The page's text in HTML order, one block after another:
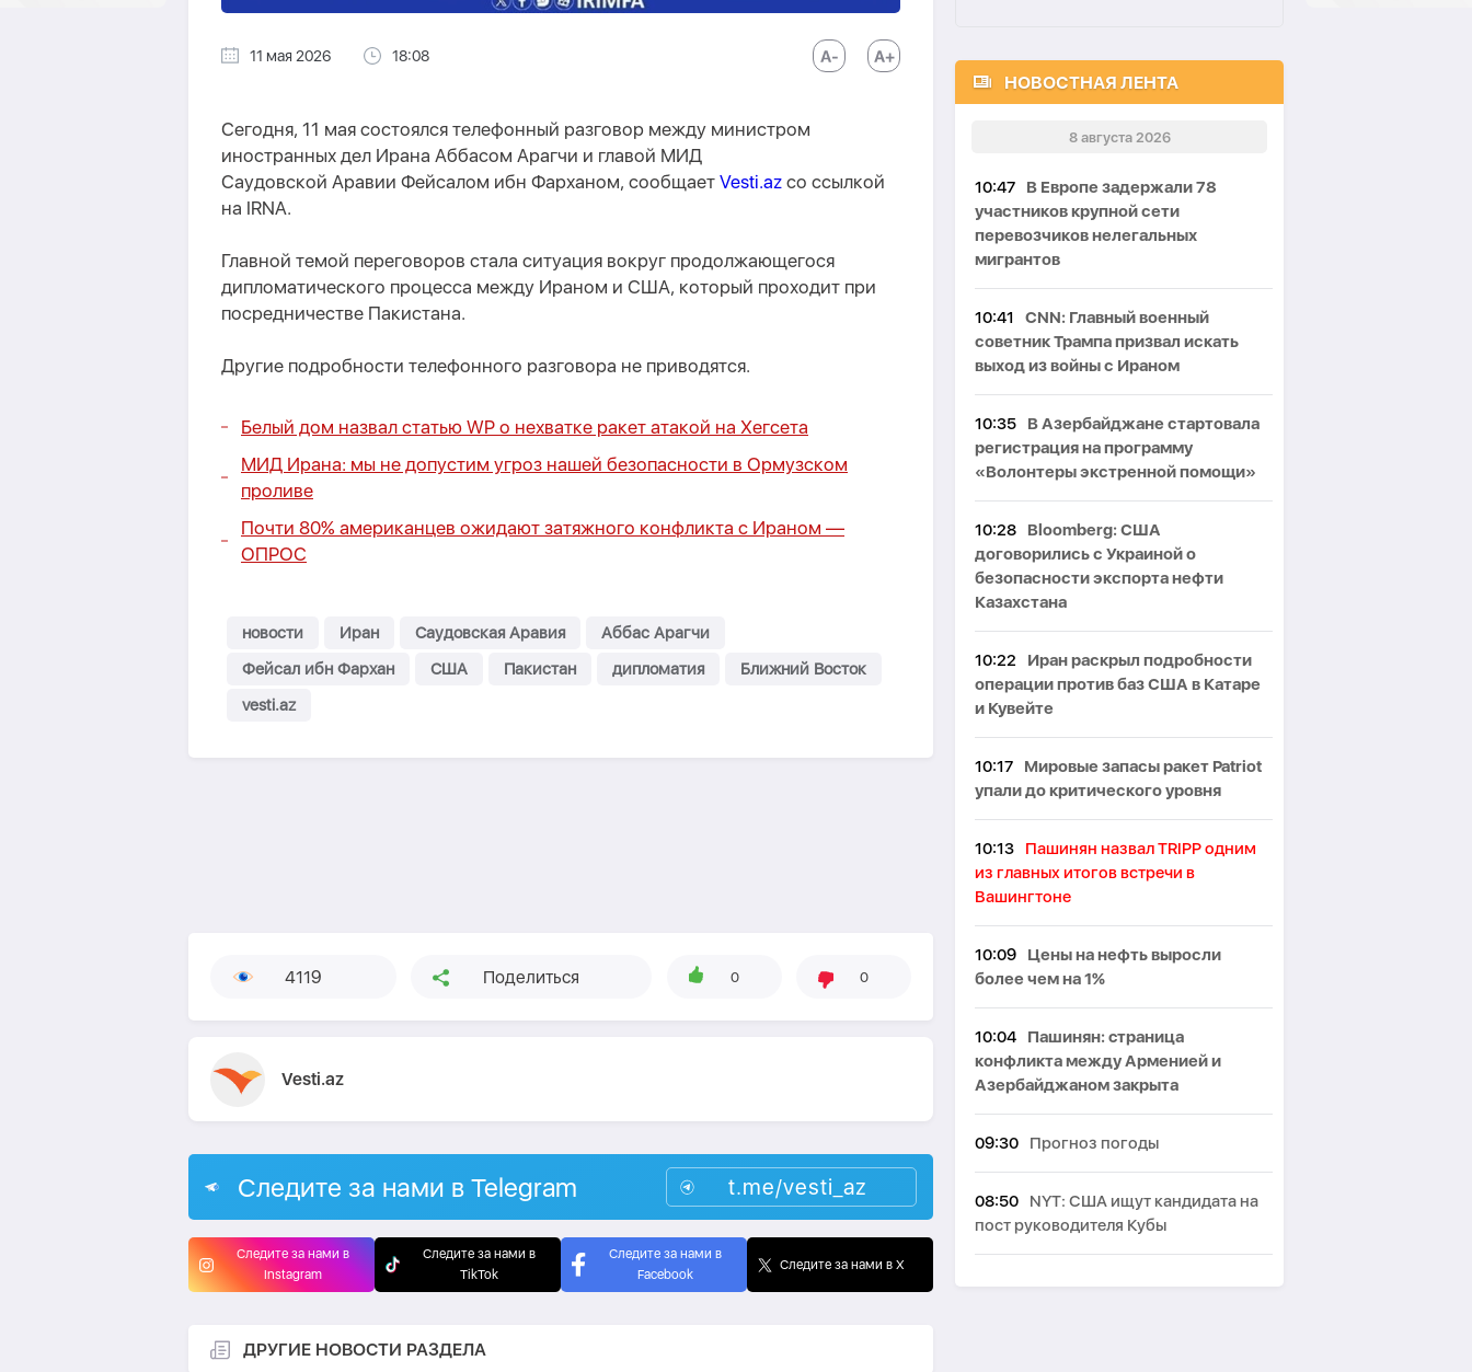
11 мая 2026 18:08
Сегодня, 11 мая состоялся телефонный разговор между министром
иностранных дел Ирана Аббасом Арагчи и главой МИД
Саудовской Аравии Фейсалом ибн Фарханом, сообщает Vesti.az со ссылкой
на IRNA.
Главной темой переговоров стала ситуация вокруг продолжающегося
дипломатического процесса между Ираном и США, который проходит при
посредничестве Пакистана.
Другие подробности телефонного разговора не приводятся.
Белый дом назвал статью WP о нехватке ракет атакой на Хегсета
МИД Ирана: мы не допустим угроз нашей безопасности в Ормузском
проливе
Почти 80% американцев ожидают затяжного конфликта с Ираном —
ОПРОС
новости Иран Саудовская Аравия
Аббас Арагчи
Фейсал ибн Фархан
США Пакистан дипломатия
Ближний Восток
vesti.az
4119 Поделиться 0 0
Vesti.az
Следите за нами в Telegram t.me/vesti_az
Следите за нами в
Instagram
Следите за нами в
TikTok
Следите за нами в
Facebook
Следите за нами в X
ДРУГИЕ НОВОСТИ РАЗДЕЛА
НОВОСТНАЯ ЛЕНТА
8 августа 2026
10:47
В Европе задержали 78
участников крупной сети
перевозчиков нелегальных
мигрантов
10:41
CNN: Главный военный
советник Трампа призвал искать
выход из войны с Ираном
10:35
В Азербайджане стартовала
регистрация на программу
«Волонтеры экстренной помощи»
10:28
Bloomberg: США
договорились с Украиной о
безопасности экспорта нефти
Казахстана
10:22
Иран раскрыл подробности
операции против баз США в Катаре
и Кувейте
10:17
Мировые запасы ракет Patriot
упали до критического уровня
10:13
Пашинян назвал TRIPP одним
из главных итогов встречи в
Вашингтоне
10:09
Цены на нефть выросли
более чем на 1%
10:04
Пашинян: cтраница
конфликта между Арменией и
Азербайджаном закрыта
09:30 Прогноз погоды
08:50
NYT: США ищут кандидата на
пост руководителя Кубы
08:30 Курс валюты